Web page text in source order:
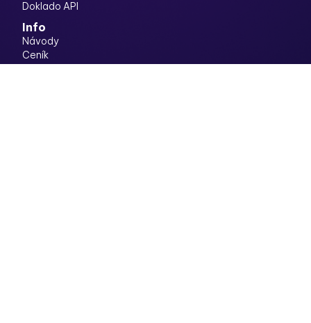
Doklado API
Info
Návody
Ceník